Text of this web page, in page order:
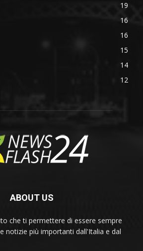
19
16
16
15
14
12
ABOUT US
che ti permettere di essere sempre
notizie più importanti dall'Italia e dal